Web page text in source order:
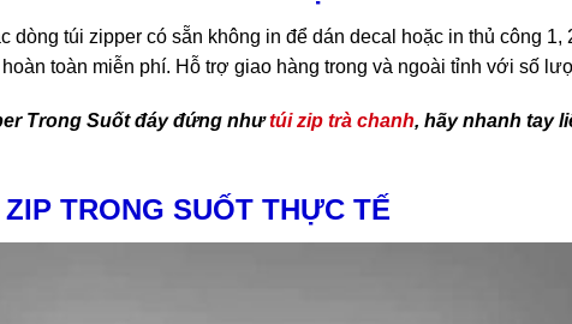
dòng túi zipper có sẵn không in để dán decal hoặc in thủ công 1,
toàn miễn phí. Hỗ trợ giao hàng trong và ngoài tỉnh với số
Trong Suốt đáy đứng nhưtúi zip trà chanh, hãy nhanh tay
TRONG SUỐT THỰC TẾ